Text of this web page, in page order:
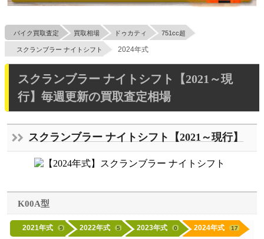
バイク買取査定 買取相場 ドゥカティ 751cc超
スクランブラー ナイトシフト 2024年式
スクランブラー ナイトシフト【2021～現
行】毎週更新の買取査定相場
スクランブラー ナイトシフト【2021～現行】
K00A型
2021年式 9 2022年式 5 2023年式 0 2024年式 17